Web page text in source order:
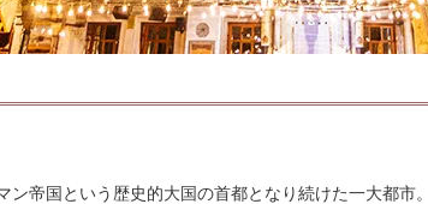
帝国という歴史的大国の首都となり続けた一大都